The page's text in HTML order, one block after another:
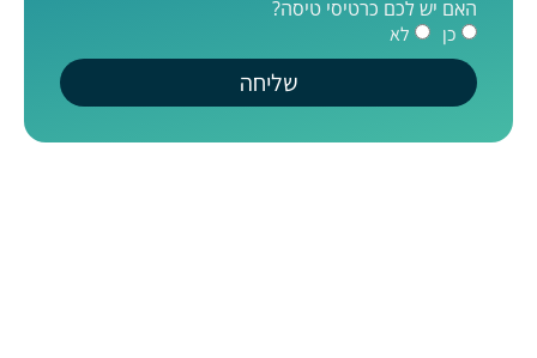
האם יש לכם כרטיסי טיסה?
כן לא
שליחה